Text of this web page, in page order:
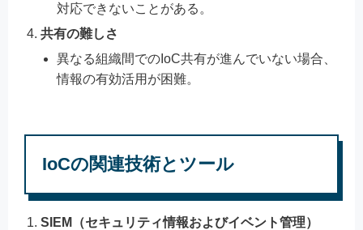
対応できないことがある。
共有の難しさ
異なる組織間でのIoC共有が進んでいない場合、
情報の有効活用が困難。
IoCの関連技術とツール
SIEM（セキュリティ情報およびイベント管理）